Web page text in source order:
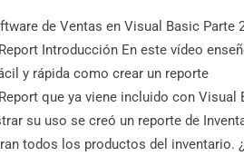
de Ventas en Visual Basic Parte
Introducción En este vídeo
y rápida como crear un reporte
que ya viene incluido con Visual
su uso se creó un reporte de
todos los productos del inventario.